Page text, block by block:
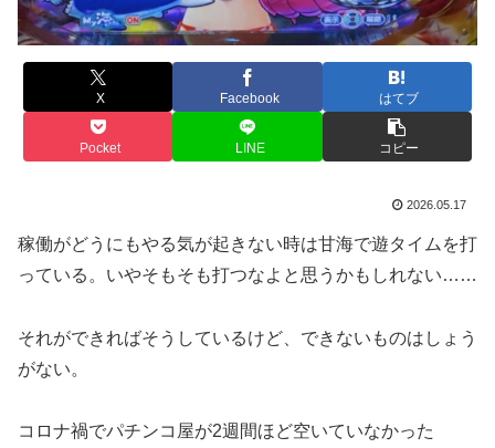
X Facebook はてブ
Pocket LINE コピー
2026.05.17
稼働がどうにもやる気が起きない時は甘海で遊タイムを打
っている。いやそもそも打つなよと思うかもしれない……
それができればそうしているけど、できないものはしょう
がない。
コロナ禍でパチンコ屋が2週間ほど空いていなかった